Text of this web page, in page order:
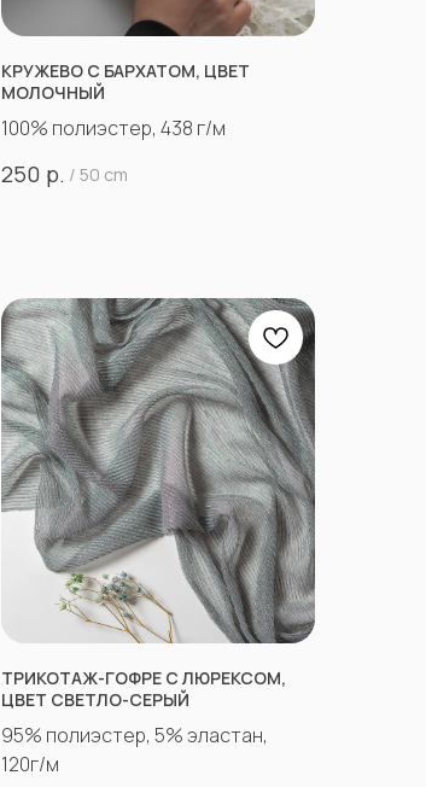
КРУЖЕВО С БАРХАТОМ, ЦВЕТ
МОЛОЧНЫЙ
100% полиэстер, 438 г/м
250 р. / 50 cm
ТРИКОТАЖ-ГОФРЕ С ЛЮРЕКСОМ,
ЦВЕТ СВЕТЛО-СЕРЫЙ
95% полиэстер, 5% эластан,
120г/м